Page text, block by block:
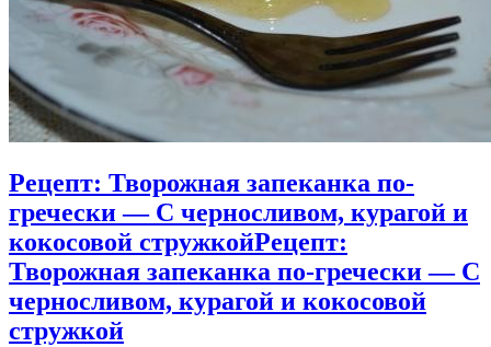
Рецепт: Творожная запеканка по-
гречески — С черносливом, курагой и
кокосовой стружкойРецепт:
Творожная запеканка по-гречески — С
черносливом, курагой и кокосовой
стружкой